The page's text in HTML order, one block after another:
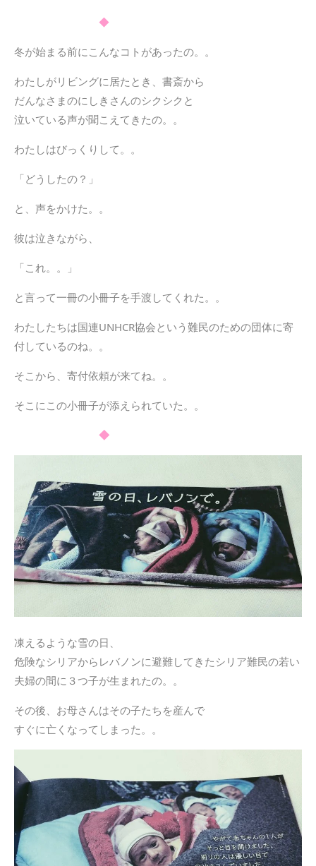
◆
冬が始まる前にこんなコトがあったの。。
わたしがリビングに居たとき、書斎から
だんなさまのにしきさんのシクシクと
泣いている声が聞こえてきたの。。
わたしはびっくりして。。
「どうしたの？」
と、声をかけた。。
彼は泣きながら、
「これ。。」
と言って一冊の小冊子を手渡してくれた。。
わたしたちは国連UNHCR協会という難民のための団体に寄
付しているのね。。
そこから、寄付依頼が来てね。。
そこにこの小冊子が添えられていた。。
◆
凍えるような雪の日、
危険なシリアからレバノンに避難してきたシリア難民の若い
夫婦の間に３つ子が生まれたの。。
その後、お母さんはその子たちを産んで
すぐに亡くなってしまった。。